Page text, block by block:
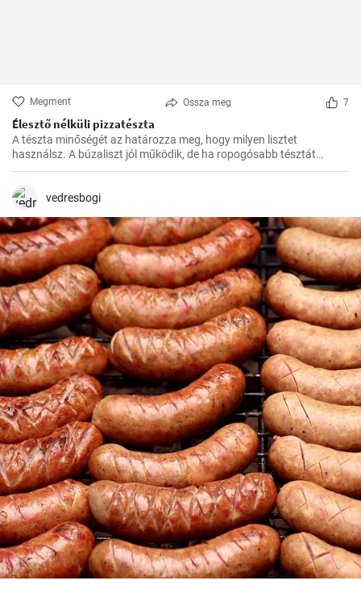
Megment Ossza meg 7
Élesztő nélküli pizzatészta
A tészta minőségét az határozza meg, hogy milyen lisztet
használsz. A búzaliszt jól működik, de ha ropogósabb tésztát
szeretnél, használj finomított lisztet.
vedresbogi